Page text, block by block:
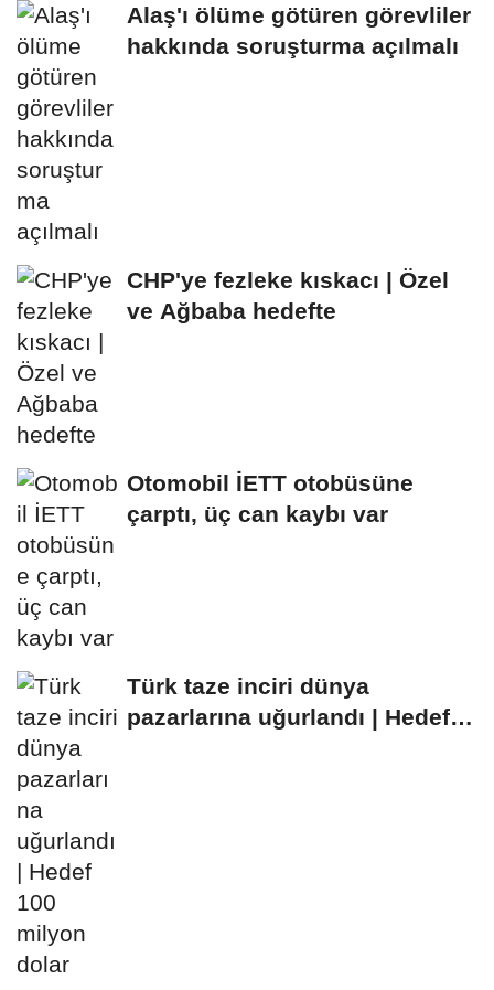
Alaş'ı ölüme götüren görevliler
hakkında soruşturma açılmalı
CHP'ye fezleke kıskacı | Özel
ve Ağbaba hedefte
Otomobil İETT otobüsüne
çarptı, üç can kaybı var
Türk taze inciri dünya
pazarlarına uğurlandı | Hedef